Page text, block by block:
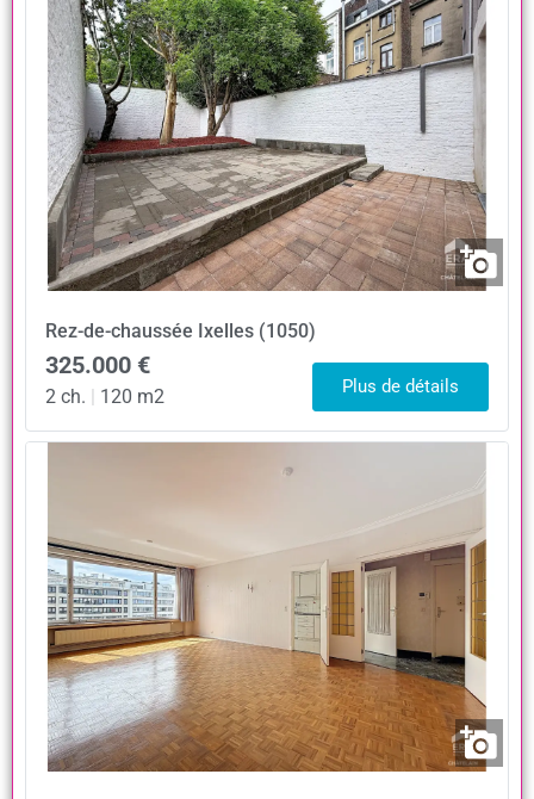
Rez-de-chaussée Ixelles (1050)
325.000 €
2 ch. | 120 m2 Plus de détails